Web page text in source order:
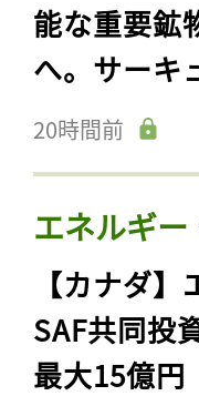
能な重要鉱
へ。サーキ
20時間前
エネルギー
【カナダ
SAF共同投
最大15億円